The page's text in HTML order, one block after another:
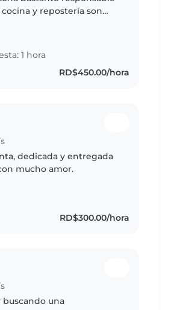
y repostería son
1 hora
RD$450.00/hora
dedicada y entregada
mucho amor.
RD$300.00/hora
buscando una